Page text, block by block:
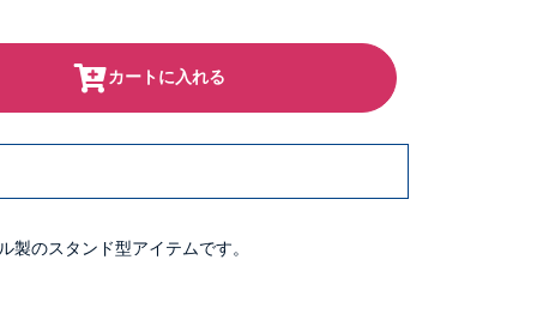
カートに入れる
製のスタンド型アイテムです。